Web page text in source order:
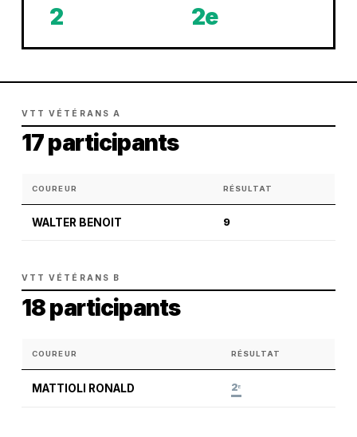
2 2e
VTT VÉTÉRANS A
17 participants
COUREUR RÉSULTAT
WALTER BENOIT 9
VTT VÉTÉRANS B
18 participants
COUREUR RÉSULTAT
MATTIOLI RONALD 2E